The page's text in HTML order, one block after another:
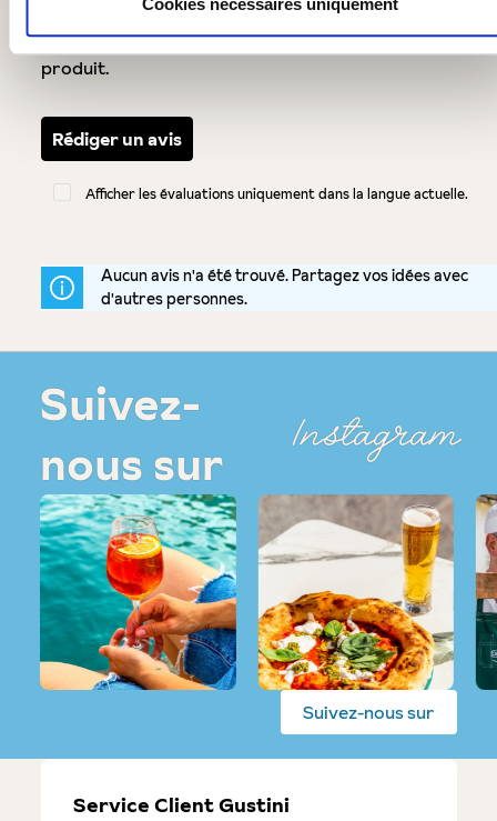
Partagez avec d'autres clients votre avis sur le
produit.
Rédiger un avis
Afficher les évaluations uniquement dans la langue actuelle.
Aucun avis n'a été trouvé. Partagez vos idées avec
d'autres personnes.
Suivez-
nous sur
Instagram
Suivez-nous sur
Service Client Gustini